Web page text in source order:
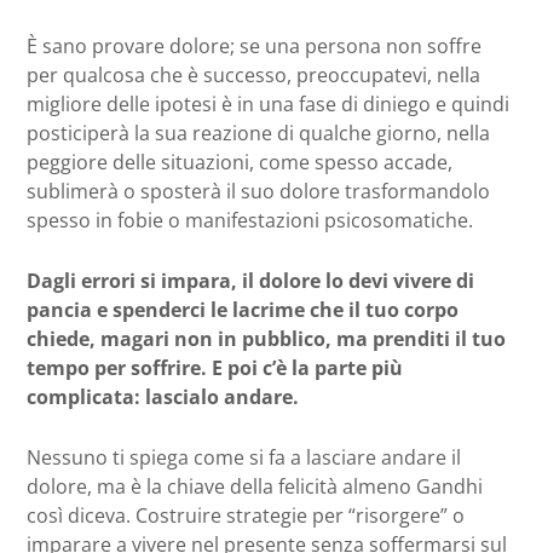
È sano provare dolore; se una persona non soffre
per qualcosa che è successo, preoccupatevi, nella
migliore delle ipotesi è in una fase di diniego e quindi
posticiperà la sua reazione di qualche giorno, nella
peggiore delle situazioni, come spesso accade,
sublimerà o sposterà il suo dolore trasformandolo
spesso in fobie o manifestazioni psicosomatiche.
Dagli errori si impara, il dolore lo devi vivere di
pancia e spenderci le lacrime che il tuo corpo
chiede, magari non in pubblico, ma prenditi il tuo
tempo per soffrire. E poi c’è la parte più
complicata: lascialo andare.
Nessuno ti spiega come si fa a lasciare andare il
dolore, ma è la chiave della felicità almeno Gandhi
così diceva. Costruire strategie per “risorgere” o
imparare a vivere nel presente senza soffermarsi sul